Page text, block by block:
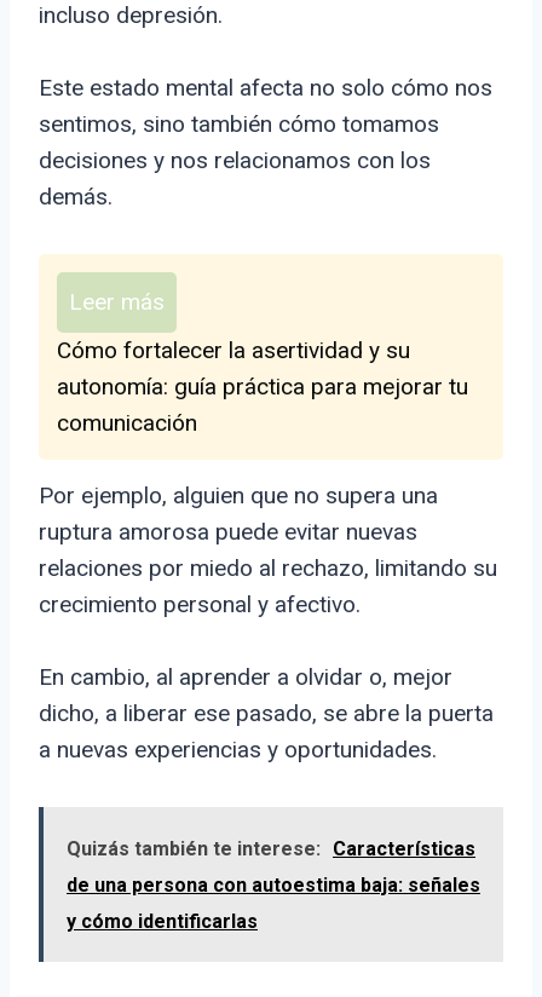
incluso depresión.
Este estado mental afecta no solo cómo nos
sentimos, sino también cómo tomamos
decisiones y nos relacionamos con los
demás.
Leer más
Cómo fortalecer la asertividad y su
autonomía: guía práctica para mejorar tu
comunicación
Por ejemplo, alguien que no supera una
ruptura amorosa puede evitar nuevas
relaciones por miedo al rechazo, limitando su
crecimiento personal y afectivo.
En cambio, al aprender a olvidar o, mejor
dicho, a liberar ese pasado, se abre la puerta
a nuevas experiencias y oportunidades.
Quizás también te interese:
Características
de una persona con autoestima baja: señales
y cómo identificarlas